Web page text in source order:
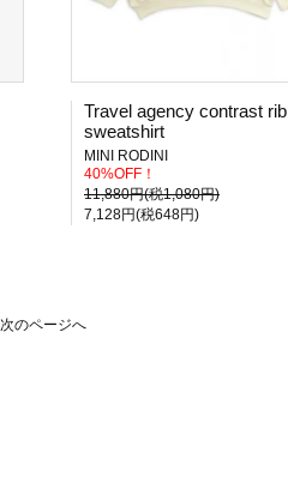
Travel agency contrast rib
sweatshirt
MINI RODINI
40%OFF！
11,880円(税1,080円)
7,128円(税648円)
次のページへ